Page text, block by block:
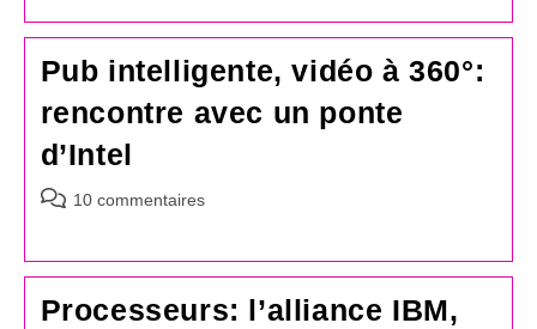
publication :
Pub intelligente, vidéo à 360°:
rencontre avec un ponte
d’Intel
Commentaires
publication :
10 commentaires
Processeurs: l’alliance IBM,